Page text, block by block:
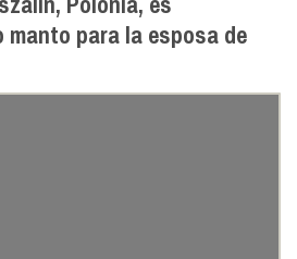
para la esposa de